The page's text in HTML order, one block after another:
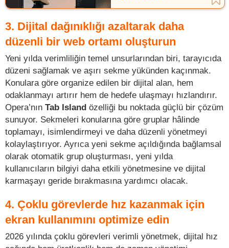
3. Dijital dağınıklığı azaltarak daha
düzenli bir web ortamı oluşturun
Yeni yılda verimliliğin temel unsurlarından biri, tarayıcıda
düzeni sağlamak ve aşırı sekme yükünden kaçınmak.
Konulara göre organize edilen bir dijital alan, hem
odaklanmayı artırır hem de hedefe ulaşmayı hızlandırır.
Opera’nın Tab Island özelliği bu noktada güçlü bir çözüm
sunuyor. Sekmeleri konularına göre gruplar hâlinde
toplamayı, isimlendirmeyi ve daha düzenli yönetmeyi
kolaylaştırıyor. Ayrıca yeni sekme açıldığında bağlamsal
olarak otomatik grup oluşturması, yeni yılda
kullanıcıların bilgiyi daha etkili yönetmesine ve dijital
karmaşayı geride bırakmasına yardımcı olacak.
4. Çoklu görevlerde hız kazanmak için
ekran kullanımını optimize edin
2026 yılında çoklu görevleri verimli yönetmek, dijital hız